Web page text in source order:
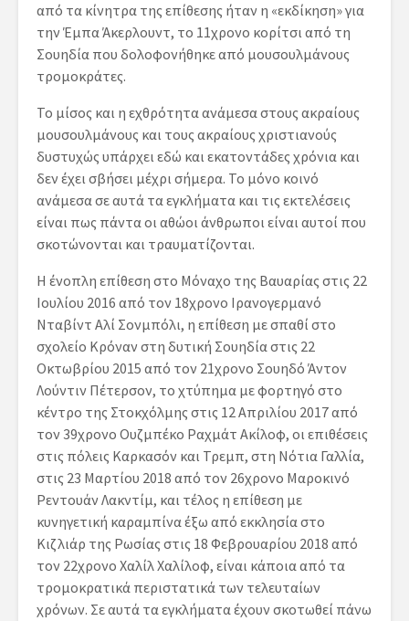
από τα κίνητρα της επίθεσης ήταν η «εκδίκηση» για
την Έμπα Άκερλουντ, το 11χρονο κορίτσι από τη
Σουηδία που δολοφονήθηκε από μουσουλμάνους
τρομοκράτες.
Το μίσος και η εχθρότητα ανάμεσα στους ακραίους
μουσουλμάνους και τους ακραίους χριστιανούς
δυστυχώς υπάρχει εδώ και εκατοντάδες χρόνια και
δεν έχει σβήσει μέχρι σήμερα. Το μόνο κοινό
ανάμεσα σε αυτά τα εγκλήματα και τις εκτελέσεις
είναι πως πάντα οι αθώοι άνθρωποι είναι αυτοί που
σκοτώνονται και τραυματίζονται.
Η ένοπλη επίθεση στο Μόναχο της Βαυαρίας στις 22
Ιουλίου 2016 από τον 18χρονο Ιρανογερμανό
Νταβίντ Αλί Σονμπόλι, η επίθεση με σπαθί στο
σχολείο Κρόναν στη δυτική Σουηδία στις 22
Οκτωβρίου 2015 από τον 21χρονο Σουηδό Άντον
Λούντιν Πέτερσον, το χτύπημα με φορτηγό στο
κέντρο της Στοκχόλμης στις 12 Απριλίου 2017 από
τον 39χρονο Ουζμπέκο Ραχμάτ Ακίλοφ, οι επιθέσεις
στις πόλεις Καρκασόν και Τρεμπ, στη Νότια Γαλλία,
στις 23 Μαρτίου 2018 από τον 26χρονο Μαροκινό
Ρεντουάν Λακντίμ, και τέλος η επίθεση με
κυνηγετική καραμπίνα έξω από εκκλησία στο
Κιζλιάρ της Ρωσίας στις 18 Φεβρουαρίου 2018 από
τον 22χρονο Χαλίλ Χαλίλοφ, είναι κάποια από τα
τρομοκρατικά περιστατικά των τελευταίων
χρόνων. Σε αυτά τα εγκλήματα έχουν σκοτωθεί πάνω